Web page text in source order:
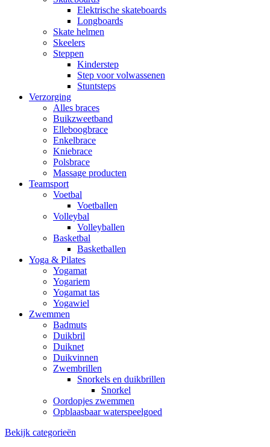
Elektrische skateboards
Longboards
Skate helmen
Skeelers
Steppen
Kinderstep
Step voor volwassenen
Stuntsteps
Verzorging
Alles braces
Buikzweetband
Elleboogbrace
Enkelbrace
Kniebrace
Polsbrace
Massage producten
Teamsport
Voetbal
Voetballen
Volleybal
Volleyballen
Basketbal
Basketballen
Yoga & Pilates
Yogamat
Yogariem
Yogamat tas
Yogawiel
Zwemmen
Badmuts
Duikbril
Duiknet
Duikvinnen
Zwembrillen
Snorkels en duikbrillen
Snorkel
Oordopjes zwemmen
Opblaasbaar waterspeelgoed
Bekijk categorieën